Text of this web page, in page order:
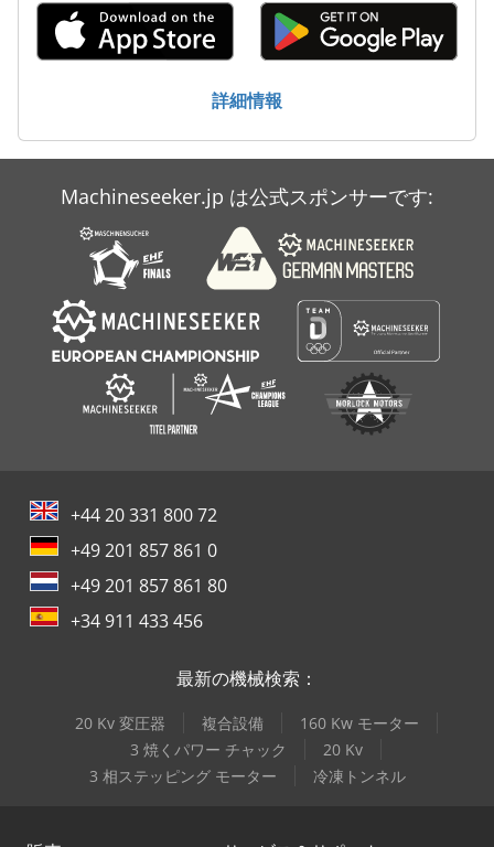
詳細情報
Machineseeker.jp は公式スポンサーです:
+44 20 331 800 72
+49 201 857 861 0
+49 201 857 861 80
+34 911 433 456
最新の機械検索：
20 Kv 変圧器 複合設備
160 Kw モーター
3 焼くパワー チャック
20 Kv
3 相ステッピング モーター
冷凍トンネル